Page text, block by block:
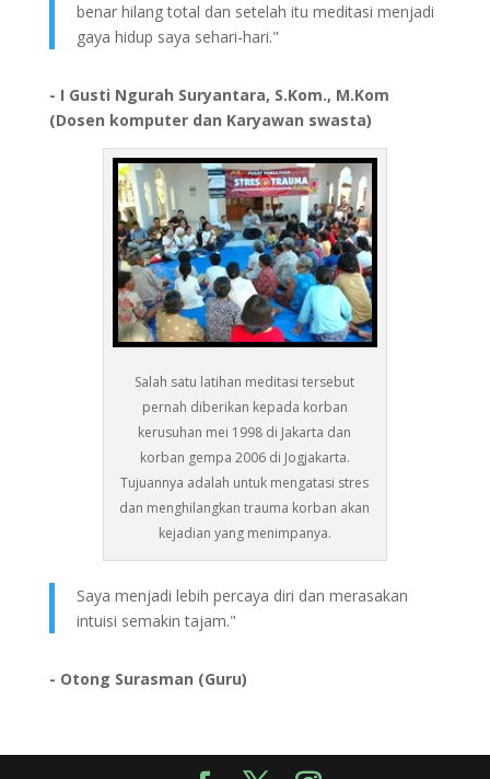
benar hilang total dan setelah itu meditasi menjadi
gaya hidup saya sehari-hari."
- I Gusti Ngurah Suryantara, S.Kom., M.Kom
(Dosen komputer dan Karyawan swasta)
Salah satu latihan meditasi tersebut
pernah diberikan kepada korban
kerusuhan mei 1998 di Jakarta dan
korban gempa 2006 di Jogjakarta.
Tujuannya adalah untuk mengatasi stres
dan menghilangkan trauma korban akan
kejadian yang menimpanya.
Saya menjadi lebih percaya diri dan merasakan
intuisi semakin tajam."
- Otong Surasman (Guru)